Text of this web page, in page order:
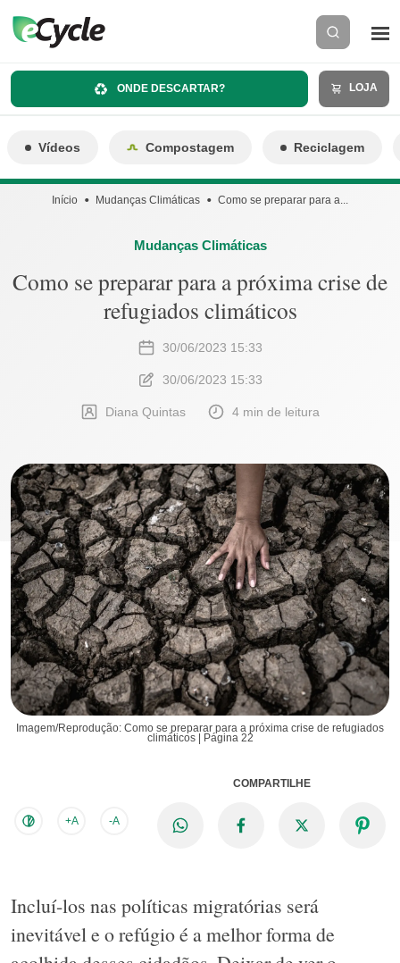
ONDE DESCARTAR? LOJA
Vídeos Compostagem Reciclagem
Início Mudanças Climáticas Como se preparar para a...
Mudanças Climáticas
Como se preparar para a próxima crise de
refugiados climáticos
30/06/2023 15:33
30/06/2023 15:33
Diana Quintas 4 min de leitura
Imagem/Reprodução: Como se preparar para a próxima crise de refugiados
climáticos | Página 22
+A -A
COMPARTILHE
Incluí-los nas políticas migratórias será
inevitável e o refúgio é a melhor forma de